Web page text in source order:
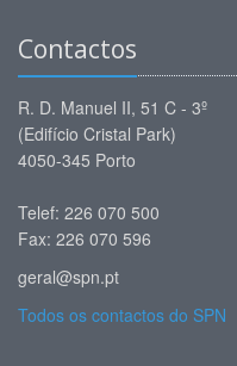
Contactos
R. D. Manuel II, 51 C - 3º
(Edifício Cristal Park)
4050-345 Porto
Telef: 226 070 500
Fax: 226 070 596
geral@spn.pt
Todos os contactos do SPN